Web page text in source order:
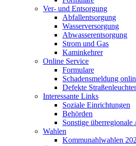
Ver- und Entsorgung
Abfallentsorgung
Wasserversorgung
Abwasserentsorgung
Strom und Gas
Kaminkehrer
Online Service
Formulare
Schadensmeldung
Defekte
Interessante Links
Soziale Einrichtungen
Behörden
Sonstige überregionale
Wahlen
Kommunahlwahlen